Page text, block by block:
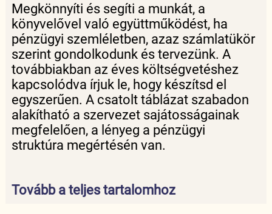
Megkönnyíti és segíti a munkát, a
könyvelővel való együttműködést, ha
pénzügyi szemléletben, azaz számlatükör
szerint gondolkodunk és tervezünk. A
továbbiakban az éves költségvetéshez
kapcsolódva írjuk le, hogy készítsd el
egyszerűen. A csatolt táblázat szabadon
alakítható a szervezet sajátosságainak
megfelelően, a lényeg a pénzügyi
struktúra megértésén van.
Tovább a teljes tartalomhoz